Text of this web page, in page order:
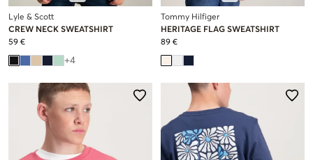
Lyle & Scott
CREW NECK SWEATSHIRT
59 €
+4
Tommy Hilfiger
HERITAGE FLAG SWEATSHIRT
89 €